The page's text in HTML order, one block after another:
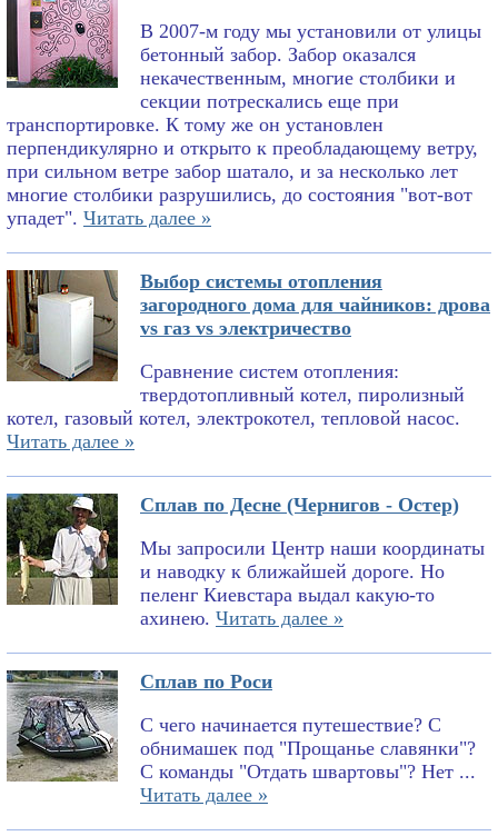
В 2007-м году мы установили от улицы
бетонный забор. Забор оказался
некачественным, многие столбики и
секции потрескались еще при
транспортировке. К тому же он установлен
перпендикулярно и открыто к преобладающему ветру,
при сильном ветре забор шатало, и за несколько лет
многие столбики разрушились, до состояния "вот-вот
упадет". Читать далее »
Выбор системы отопления
загородного дома для чайников: дрова
vs газ vs электричество
Сравнение систем отопления:
твердотопливный котел, пиролизный
котел, газовый котел, электрокотел, тепловой насос.
Читать далее »
Сплав по Десне (Чернигов - Остер)
Мы запросили Центр наши координаты
и наводку к ближайшей дороге. Но
пеленг Киевстара выдал какую-то
ахинею. Читать далее »
Сплав по Роси
С чего начинается путешествие? С
обнимашек под "Прощанье славянки"?
С команды "Отдать швартовы"? Нет ...
Читать далее »